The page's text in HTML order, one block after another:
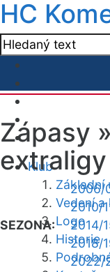
HC
Klub
Základní
Vedení
Logo
Historie
Zápasy »
extraligy
SEZONA:
2006/
2010/
2014/
2018/
2022/